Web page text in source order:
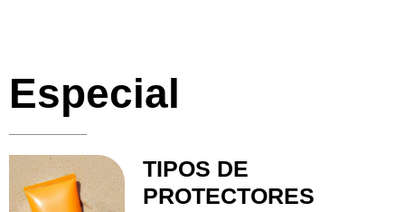
Especial
TIPOS DE
PROTECTORES